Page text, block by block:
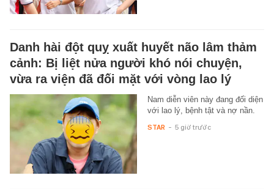
Danh hài đột quỵ xuất huyết não lâm thảm
cảnh: Bị liệt nửa người khó nói chuyện,
vừa ra viện đã đối mặt với vòng lao lý
Nam diễn viên này đang đối diện
với lao lý, bệnh tật và nợ nần.
STAR - 5 giờ trước